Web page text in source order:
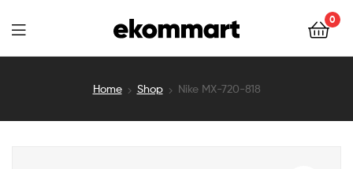
Ekommart
0
Home Shop Nike MX-720-818